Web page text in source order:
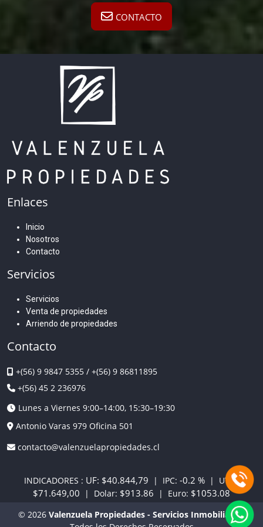
CONTACTO
Enlaces
Inicio
Nosotros
Contacto
Servicios
Servicios
Venta de propiedades
Arriendo de propiedades
Contacto
+(56) 9 9847 5355 / +(56) 9 86811895
+(56) 45 2 236976
Lunes a Viernes 9:00–14:00, 15:30–19:30
Antonio Varas 979 Oficina 501
contacto@valenzuelapropiedades.cl
INDICADORES : UF: $40.844,79 | IPC: -0.2 %| UTM:
$71.649,00 | Dolar: $913.86 | Euro: $1053.08
© 2026 Valenzuela Propiedades - Servicios Inmobiliarios